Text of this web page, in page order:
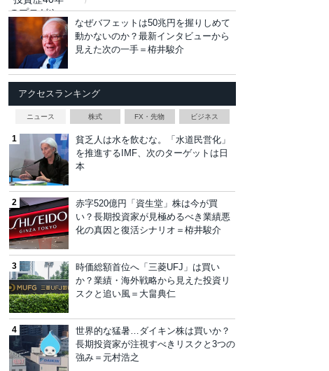
なぜバフェットは50兆円を握りしめて
動かないのか？最新インタビューから
見えた次の一手＝栫井駿介
アクセスランキング
ニュース 株式 FX・先物 ビジネス
貧乏人は水を飲むな。「水道民営化」
を推進するIMF、次のターゲットは日
本
赤字520億円「資生堂」株は今が買
い？長期投資家が見極めるべき業績悪
化の真因と復活シナリオ＝栫井駿介
時価総額首位へ「三菱UFJ」は買い
か？業績・海外戦略から見えた投資リ
スクと追い風＝大畠典仁
世界的な猛暑…ダイキン株は買いか？
長期投資家が注視すべきリスクと3つの
強み＝元村浩之